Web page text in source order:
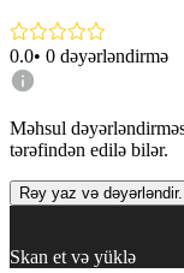
0.0• 0 dəyərləndirmə
Məhsul
tərəfindən edilə bilər.
Rəy yaz və dəyərləndir.
Skan et və yüklə